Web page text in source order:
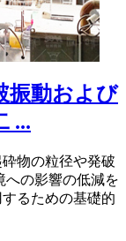
振動および
...
物の粒径や発破
への影響の低減を
るための基礎的